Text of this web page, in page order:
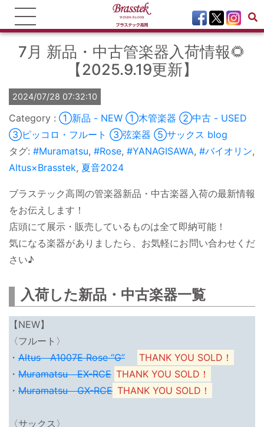
7月 新品・中古管楽器入荷情報🌻
【2025.9.19更新】
2024/07/28 07:32:10
①新品 - NEW ①木管楽器 ②中古 - USED
③ピッコロ・フルート ③弦楽器 ⑤サックス blog
タグ: #Muramatsu, #Rose, #YANAGISAWA, #バイオリン,
Altus×Brasstek, 夏音2024
ブラステック高岡の管楽器新品・中古楽器入荷の最新情報
をお伝えします！
店頭にて展示・販売しているものは全て即納可能！
気になる楽器がありましたら、お気軽にお問い合わせくだ
さい♪
入荷した新品・中古楽器一覧
【NEW】
〈フルート〉
・ Altus A1007E Rose “G”
THANK YOU SOLD！
・ Muramatsu EX-RCE THANK YOU SOLD！
・ Muramatsu GX-RCE THANK YOU SOLD！
〈サックス〉